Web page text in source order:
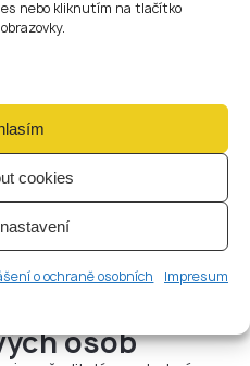
nebo kliknutím na tlačítko
cookies
o ochraně osobních
Impresum
zdokumentovány
důsledku odpovědné za
kontrolní
politiky, které se zabývají:
na krize
provozní postupy, nikoli
osob